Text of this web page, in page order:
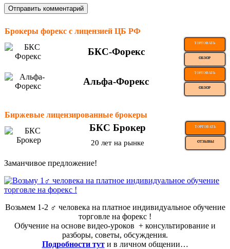
Брокеры форекс с лицензией ЦБ РФ
БКС-Форекс
ТОРГОВАТЬ
ОБЗОР
Альфа-Форекс
ТОРГОВАТЬ
ОБЗОР
Биржевые лицензированные брокеры
БКС Брокер ТОРГОВАТЬ
20 лет на рынке ОТЗЫВЫ
Заманчивое предложение!
Возьмем 1-2 ‍♂️ человека на платное индивидуальное обучение
торговле на форекс !
Обучение на основе видео-уроков ️ + консультирование и
разборы, советы, обсуждения.
Подробности тут и в личном общении…